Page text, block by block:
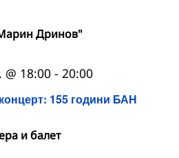
Дринов"
155 години БАН
@ 18:00 - 20:00
и балет